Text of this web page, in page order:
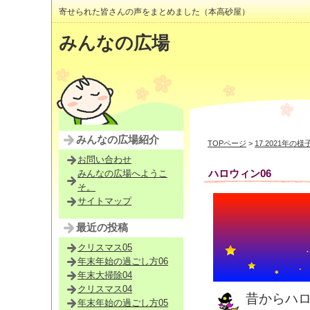
寄せられた皆さんの声をまとめました（本高砂屋）
みんなの広場
TOPページ > 17.2021年の様
ハロウィン06
昔からハ
みんなの広場紹介
お問い合わせ
みんなの広場へようこ
そ。
サイトマップ
最近の投稿
クリスマス05
年末年始の過ごし方06
年末大掃除04
クリスマス04
年末年始の過ごし方05